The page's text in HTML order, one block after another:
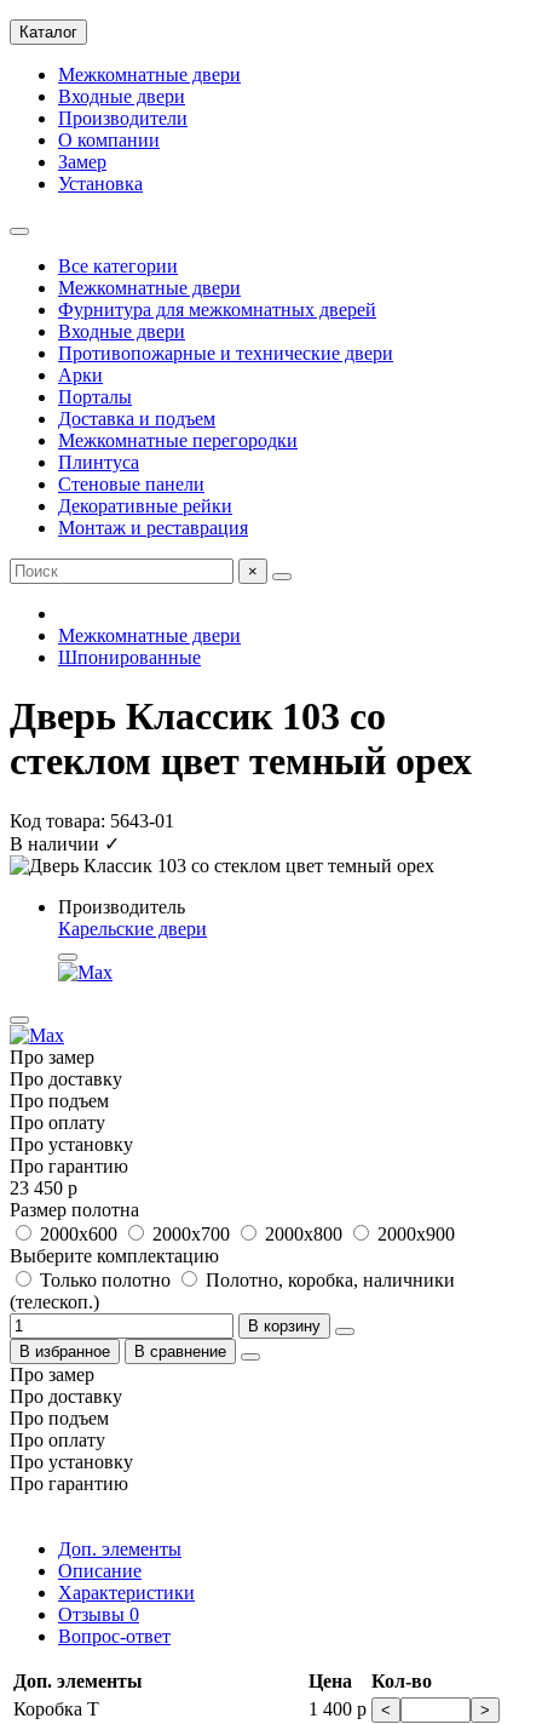
Каталог
Межкомнатные двери
Входные двери
Производители
О компании
Замер
Установка
Все категории
Межкомнатные двери
Фурнитура для межкомнатных дверей
Входные двери
Противопожарные и технические двери
Арки
Порталы
Доставка и подъем
Межкомнатные перегородки
Плинтуса
Стеновые панели
Декоративные рейки
Монтаж и реставрация
×
Межкомнатные двери
Шпонированные
Дверь Классик 103 со
стеклом цвет темный орех
Код товара: 5643-01
В наличии ✓
Производитель
Карельские двери
Про замер
Про доставку
Про подъем
Про оплату
Про установку
Про гарантию
23 450 р
Размер полотна
2000x600
2000x700 2000x800
2000x900
Выберите комплектацию
Только полотно
Полотно, коробка, наличники
(телескоп.)
В корзину
В избранное
В сравнение
Про замер
Про доставку
Про подъем
Про оплату
Про установку
Про гарантию
Доп. элементы
Описание
Характеристики
Отзывы 0
Вопрос-ответ
Доп. элементы Цена
Кол-во
Коробка Т
1 400 р < >